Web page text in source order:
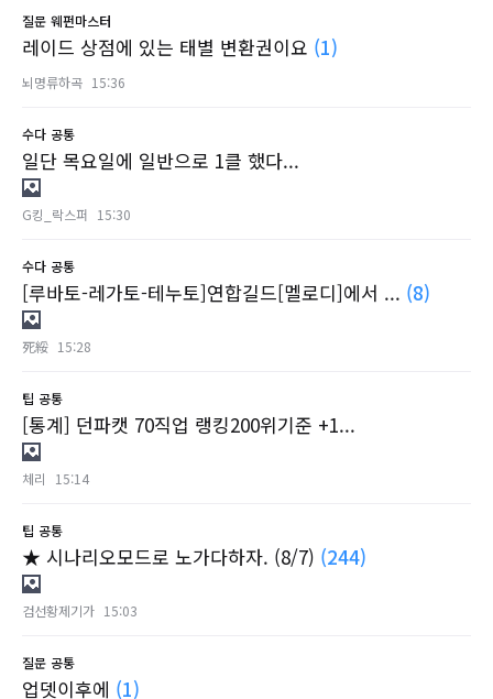
질문 웨펀마스터
레이드 상점에 있는 태별 변환권이요 (1)
뇌명류하곡 15:36
수다 공통
일단 목요일에 일반으로 1클 했다...
G킹_락스퍼 15:30
수다 공통
[루바토-레가토-테누토]연합길드[멜로디]에서 ... (8)
死綏 15:28
팁 공통
[통계] 던파캣 70직업 랭킹200위기준 +1...
체리 15:14
팁 공통
★ 시나리오모드로 노가다하자. (8/7) (244)
검선황제기가 15:03
질문 공통
업뎃이후에 (1)